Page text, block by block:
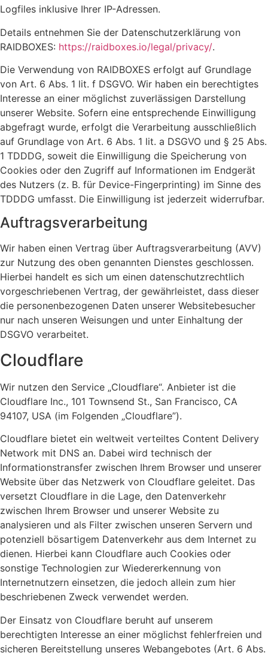
Logfiles inklusive Ihrer IP-Adressen.
Details entnehmen Sie der Datenschutzerklärung von
RAIDBOXES: https://raidboxes.io/legal/privacy/.
Die Verwendung von RAIDBOXES erfolgt auf Grundlage
von Art. 6 Abs. 1 lit. f DSGVO. Wir haben ein berechtigtes
Interesse an einer möglichst zuverlässigen Darstellung
unserer Website. Sofern eine entsprechende Einwilligung
abgefragt wurde, erfolgt die Verarbeitung ausschließlich
auf Grundlage von Art. 6 Abs. 1 lit. a DSGVO und § 25 Abs.
1 TDDDG, soweit die Einwilligung die Speicherung von
Cookies oder den Zugriff auf Informationen im Endgerät
des Nutzers (z. B. für Device-Fingerprinting) im Sinne des
TDDDG umfasst. Die Einwilligung ist jederzeit widerrufbar.
Auftragsverarbeitung
Wir haben einen Vertrag über Auftragsverarbeitung (AVV)
zur Nutzung des oben genannten Dienstes geschlossen.
Hierbei handelt es sich um einen datenschutzrechtlich
vorgeschriebenen Vertrag, der gewährleistet, dass dieser
die personenbezogenen Daten unserer Websitebesucher
nur nach unseren Weisungen und unter Einhaltung der
DSGVO verarbeitet.
Cloudflare
Wir nutzen den Service „Cloudflare“. Anbieter ist die
Cloudflare Inc., 101 Townsend St., San Francisco, CA
94107, USA (im Folgenden „Cloudflare”).
Cloudflare bietet ein weltweit verteiltes Content Delivery
Network mit DNS an. Dabei wird technisch der
Informationstransfer zwischen Ihrem Browser und unserer
Website über das Netzwerk von Cloudflare geleitet. Das
versetzt Cloudflare in die Lage, den Datenverkehr
zwischen Ihrem Browser und unserer Website zu
analysieren und als Filter zwischen unseren Servern und
potenziell bösartigem Datenverkehr aus dem Internet zu
dienen. Hierbei kann Cloudflare auch Cookies oder
sonstige Technologien zur Wiedererkennung von
Internetnutzern einsetzen, die jedoch allein zum hier
beschriebenen Zweck verwendet werden.
Der Einsatz von Cloudflare beruht auf unserem
berechtigten Interesse an einer möglichst fehlerfreien und
sicheren Bereitstellung unseres Webangebotes (Art. 6 Abs.